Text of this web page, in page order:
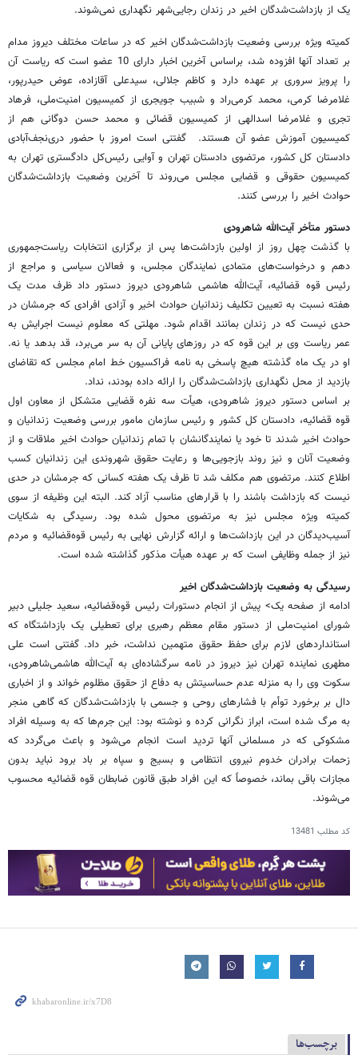
یک از بازداشت‌شدگان اخیر در زندان رجایی‌شهر نگهداری نمی‌شوند.
کمیته ویژه بررسی وضعیت بازداشت‌شدگان اخیر که در ساعات مختلف دیروز مدام
بر تعداد آنها افزوده شد، بر‌اساس آخرین اخبار دارای 10 عضو است که ریاست آن
را پرویز سروری بر عهده دارد و کاظم جلالی، سیدعلی آقازاده، عوض حیدرپور،
غلامرضا کرمی، محمد کرمی‌راد و شبیب جویجری از کمیسیون امنیت‌ملی، فرهاد
تجری و غلامرضا اسدالهی از کمیسیون قضائی و محمد حسن دوگانی هم از
کمیسیون آموزش عضو آن هستند. گفتنی است امروز با حضور دری‌نجف‌آبادی
دادستان کل کشور، مرتضوی دادستان تهران و آوایی رئیس‌کل دادگستری تهران به
کمیسیون حقوقی و قضایی مجلس می‌روند تا آخرین وضعیت بازداشت‌شدگان
حوادث اخیر را بررسی کنند.
دستور متأخر آیت‌الله شاهرودی
با گذشت چهل روز از اولین بازداشت‌ها پس از برگزاری انتخابات ریاست‌جمهوری
دهم و درخواست‌های متمادی نمایندگان مجلس، و فعالان سیاسی و مراجع از
رئیس قوه قضائیه، آیت‌الله هاشمی شاهرودی دیروز دستور داد ظرف مدت یک
هفته نسبت به تعیین تکلیف زندانیان حوادث اخیر و آزادی افرادی که جرمشان در
حدی نیست که در زندان بمانند اقدام شود. مهلتی که معلوم نیست اجرایش به
عمر ریاست وی بر این قوه که در روزهای پایانی آن به سر می‌برد، قد بدهد یا نه.
او در یک ماه گذشته هیچ پاسخی به نامه فراکسیون خط امام مجلس که تقاضای
بازدید از محل نگهداری بازداشت‌شدگان را ارائه داده بودند، نداد.
بر اساس دستور دیروز شاهرودی، هیأت سه نفره قضایی متشکل از معاون اول
قوه قضائیه، دادستان کل کشور و رئیس سازمان مامور بررسی وضعیت زندانیان و
حوادث اخیر شدند تا خود یا نمایندگانشان با تمام زندانیان حوادث اخیر ملاقات و از
وضعیت آنان و نیز روند بازجویی‌ها و رعایت حقوق شهروندی این زندانیان کسب
اطلاع کنند. مرتضوی هم مکلف شد تا ظرف یک هفته کسانی که جرمشان در حدی
نیست که بازداشت باشند را با قرارهای مناسب آزاد کند. البته این وظیفه از سوی
کمیته ویژه مجلس نیز به مرتضوی محول شده بود. رسیدگی به شکایات
آسیب‌دیدگان در این بازداشت‌ها و ارائه گزارش نهایی به رئیس قوه‌قضائیه و مردم
نیز از جمله وظایفی است که بر عهده هیأت مذکور گذاشته شده است.
رسیدگی به وضعیت بازداشت‌شدگان اخیر
ادامه از صفحه یک> پیش از انجام دستورات رئیس قوه‌قضائیه، سعید جلیلی دبیر
شورای امنیت‌ملی از دستور مقام معظم رهبری برای تعطیلی یک بازداشتگاه که
استانداردهای لازم برای حفظ حقوق متهمین نداشت، خبر داد. گفتنی است علی
مطهری نماینده تهران نیز دیروز در نامه سرگشاده‌ای به آیت‌الله هاشمی‌شاهرودی،
سکوت وی را به منزله عدم حساسیتش به دفاع از حقوق مظلوم خواند و از اخباری
دال بر برخورد توأم با فشارهای روحی و جسمی با بازداشت‌شدگان که گاهی منجر
به مرگ شده است، ابراز نگرانی کرده و نوشته بود: این جرم‌ها که به وسیله افراد
مشکوکی که در مسلمانی آنها تردید است انجام می‌شود و باعث می‌گردد که
زحمات برادران خدوم نیروی انتظامی و بسیج و سپاه بر باد برود نباید بدون
مجازات باقی بماند، خصوصاً که این افراد طبق قانون ضابطان قوه قضائیه محسوب
می‌شوند.
کد مطلب 13481
برچسب‌ها